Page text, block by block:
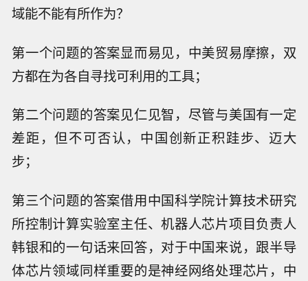
域能不能有所作为？
第一个问题的答案显而易见，中美贸易摩擦，双
方都在为各自寻找可利用的工具；
第二个问题的答案见仁见智，尽管与美国有一定
差距，但不可否认，中国创新正积跬步、迈大
步；
第三个问题的答案借用中国科学院计算技术研究
所控制计算实验室主任、机器人芯片项目负责人
韩银和的一句话来回答，对于中国来说，跟半导
体芯片领域同样重要的是神经网络处理芯片，中